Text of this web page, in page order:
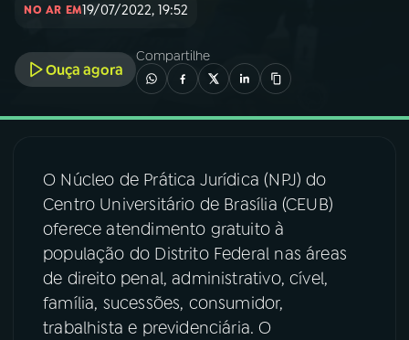
02A RÁDIO
03PROGRAMAÇÃO
05 PODCASTS
06VIDEOCASTS
07 ÚLTIMAS
NO AR EM19/07/2022, 19:52
Ouça agora
Compartilhe
O Núcleo de Prática Jurídica (NPJ) do
Centro Universitário de Brasília (CEUB)
oferece atendimento gratuito à
população do Distrito Federal nas áreas
de direito penal, administrativo, cível,
família, sucessões, consumidor,
trabalhista e previdenciária. O